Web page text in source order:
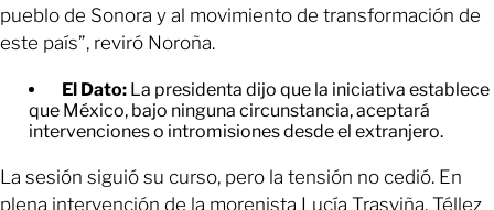
pueblo de Sonora y al movimiento de transformación de
este país”, reviró Noroña.
El Dato: La presidenta dijo que la iniciativa establece
que México, bajo ninguna circunstancia, aceptará
intervenciones o intromisiones desde el extranjero.
La sesión siguió su curso, pero la tensión no cedió. En
plena intervención de la morenista Lucía Trasviña, Téllez